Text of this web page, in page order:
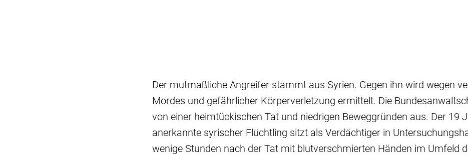
Der mutmaßliche Angreifer stammt aus Syrien. Gegen ihn wird wegen
Mordes und gefährlicher Körperverletzung ermittelt. Die
von einer heimtückischen Tat und niedrigen Beweggründen aus. Der 19
anerkannte syrischer Flüchtling sitzt als Verdächtiger in
wenige Stunden nach der Tat mit blutverschmierten Händen im Umfeld